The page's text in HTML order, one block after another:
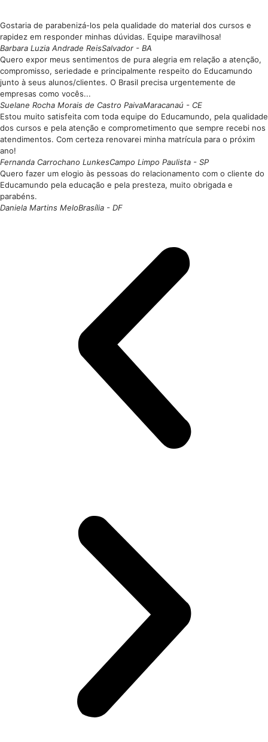
Gostaria de parabenizá-los pela qualidade do material dos cursos e
rapidez em responder minhas dúvidas. Equipe maravilhosa!
Barbara Luzia Andrade ReisSalvador - BA
Quero expor meus sentimentos de pura alegria em relação a atenção,
compromisso, seriedade e principalmente respeito do Educamundo
junto à seus alunos/clientes. O Brasil precisa urgentemente de
empresas como vocês...
Suelane Rocha Morais de Castro PaivaMaracanaú - CE
Estou muito satisfeita com toda equipe do Educamundo, pela qualidade
dos cursos e pela atenção e comprometimento que sempre recebi nos
atendimentos. Com certeza renovarei minha matrícula para o próxim
ano!
Fernanda Carrochano LunkesCampo Limpo Paulista - SP
Quero fazer um elogio às pessoas do relacionamento com o cliente do
Educamundo pela educação e pela presteza, muito obrigada e
parabéns.
Daniela Martins MeloBrasília - DF